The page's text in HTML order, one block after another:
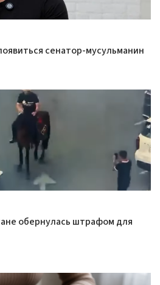
сенатор-мусульманин
обернулась штрафом для